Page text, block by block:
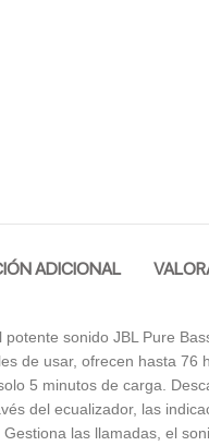
ADICIONAL
sonido JBL Pure
de usar, ofrecen hasta 76
5 minutos de carga.
del ecualizador, las
las llamadas, el